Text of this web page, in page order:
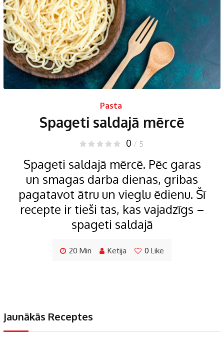
Pasta
Spageti saldajā mērcē
0 / 5
Spageti saldajā mērcē. Pēc garas
un smagas darba dienas, gribas
pagatavot ātru un vieglu ēdienu. Šī
recepte ir tieši tas, kas vajadzīgs –
spageti saldajā
20 Min Ketija 0 Like
Jaunākās Receptes